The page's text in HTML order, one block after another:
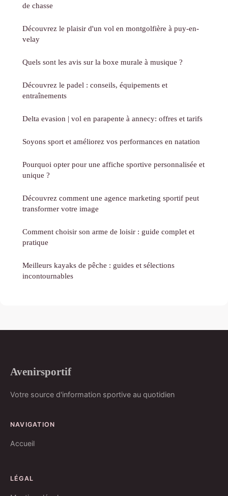
de chasse
Découvrez le plaisir d'un vol en montgolfière à puy-en-
velay
Quels sont les avis sur la boxe murale à musique ?
Découvrez le padel : conseils, équipements et
entraînements
Delta evasion | vol en parapente à annecy: offres et tarifs
Soyons sport et améliorez vos performances en natation
Pourquoi opter pour une affiche sportive personnalisée et
unique ?
Découvrez comment une agence marketing sportif peut
transformer votre image
Comment choisir son arme de loisir : guide complet et
pratique
Meilleurs kayaks de pêche : guides et sélections
incontournables
Avenirsportif
Votre source d'information sportive au quotidien
NAVIGATION
Accueil
LÉGAL